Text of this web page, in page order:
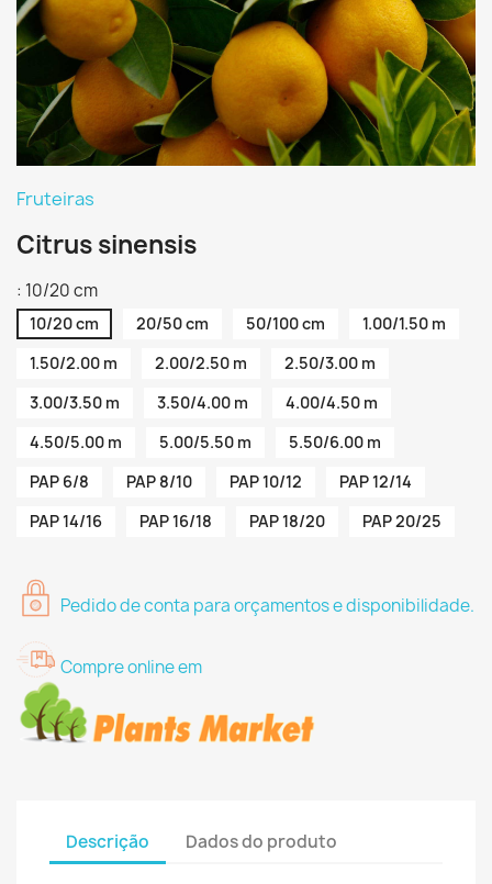
Fruteiras
Citrus sinensis
: 10/20 cm
10/20 cm 20/50 cm 50/100 cm
1.00/1.50 m
1.50/2.00 m
2.00/2.50 m
2.50/3.00 m
3.00/3.50 m
3.50/4.00 m
4.00/4.50 m
4.50/5.00 m
5.00/5.50 m
5.50/6.00 m
PAP 6/8
PAP 8/10 PAP 10/12
PAP 12/14
PAP 14/16
PAP 16/18 PAP 18/20 PAP 20/25
Pedido de conta para orçamentos e disponibilidade.
Compre online em
Descrição Dados do produto